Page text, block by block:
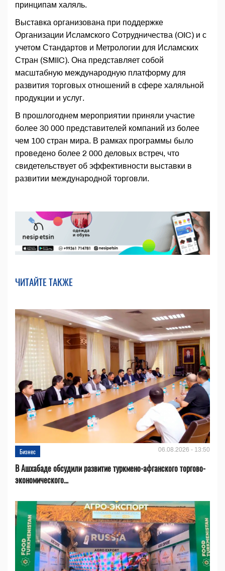
принципам халяль.
Выставка организована при поддержке
Организации Исламского Сотрудничества (OIC) и с
учетом Стандартов и Метрологии для Исламских
Стран (SMIIC). Она представляет собой
масштабную международную платформу для
развития торговых отношений в сфере халяльной
продукции и услуг.
В прошлогоднем мероприятии приняли участие
более 30 000 представителей компаний из более
чем 100 стран мира. В рамках программы было
проведено более 2 000 деловых встреч, что
свидетельствует об эффективности выставки в
развитии международной торговли.
ЧИТАЙТЕ ТАКЖЕ
Бизнес 06.08.2026 - 13:50
В Ашхабаде обсудили развитие туркмено-афганского торгово-
экономического...